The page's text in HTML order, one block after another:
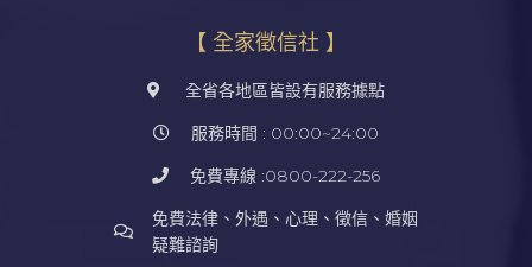
【 全家徵信社 】
全省各地區皆設有服務據點
服務時間 : 00:00~24:00
免費專線 :0800-222-256
免費法律、外遇、心理、徵信、婚姻
疑難諮詢